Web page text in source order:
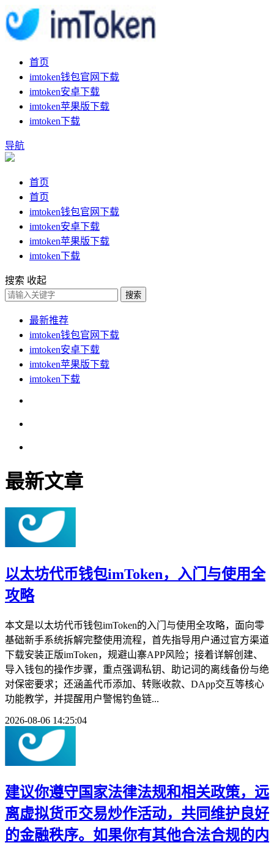
首页
imtoken钱包官网下载
imtoken安卓下载
imtoken苹果版下载
imtoken下载
导航
首页
首页
imtoken钱包官网下载
imtoken安卓下载
imtoken苹果版下载
imtoken下载
搜索 收起
搜索
最新推荐
imtoken钱包官网下载
imtoken安卓下载
imtoken苹果版下载
imtoken下载
最新文章
以太坊代币钱包imToken，入门与使用全
攻略
本文是以太坊代币钱包imToken的入门与使用全攻略，面向零
基础新手系统拆解完整使用流程，首先指导用户通过官方渠道
下载安装正版imToken，规避山寨APP风险；接着详解创建、
导入钱包的操作步骤，重点强调私钥、助记词的离线备份与绝
对保密要求；还涵盖代币添加、转账收款、DApp交互等核心
功能教学，并提醒用户警惕钓鱼链...
2026-08-06 14:25:04
建议你遵守国家法律法规和相关政策，远
离虚拟货币交易炒作活动，共同维护良好
的金融秩序。如果你有其他合法合规的内